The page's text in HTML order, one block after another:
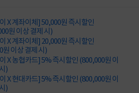
X 계좌이체] 50,000원 즉시할인
원 이상 결제 시)
X 계좌이체] 20,000원 즉시할인
원 이상 결제 시)
X 농협카드] 5% 즉시할인 (800,000원 이
)
X 현대카드] 5% 즉시할인 (800,000원 이
)